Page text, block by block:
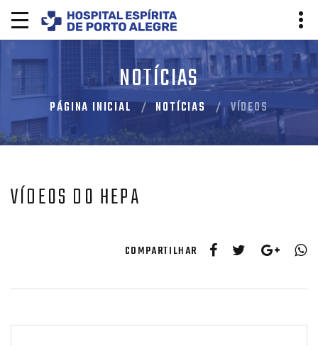
NOTÍCIAS
PÁGINA INICIAL NOTÍCIAS VÍDEOS
VÍDEOS DO HEPA
COMPARTILHAR